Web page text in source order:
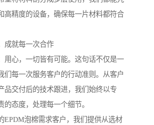
高精度的设备，确保每一片材料都符合
成就每一次合作
用心，一切皆有可能。这句话不仅是一
们每一次服务客户的行动准则。从客户
品交付后的技术跟进，我们始终以专
的态度，处理每一个细节。
EPDM泡棉需求客户，我们提供从选材